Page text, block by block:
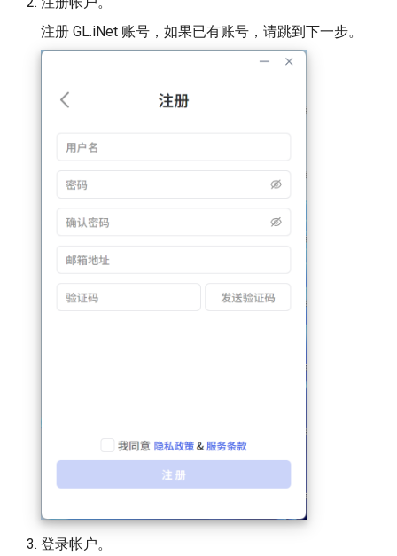
注册 GL.iNet 账号，如果已有账号，请跳到下一步。
登录帐户。